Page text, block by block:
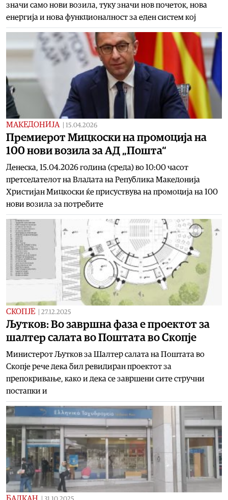
значи само нови возила, туку значи нов почеток, нова
енергија и нова функционалност за еден систем кој
МАКЕДОНИЈА 15.04.2026
Премиерот Мицкоски на промоција на
100 нови возила за АД „Пошта“
Денеска, 15.04.2026 година (среда) во 10:00 часот
претседателот на Владата на Република Македонија
Христијан Мицкоски ќе присуствува на промоција на 100
нови возила за потребите
СКОПЈЕ 27.12.2025
Љутков: Во завршна фаза е проектот за
шалтер салата во Поштата во Скопје
Министерот Љутков за Шалтер салата на Поштата во
Скопје рече дека бил ревидиран проектот за
препокривање, како и дека се завршени сите стручни
постапки и